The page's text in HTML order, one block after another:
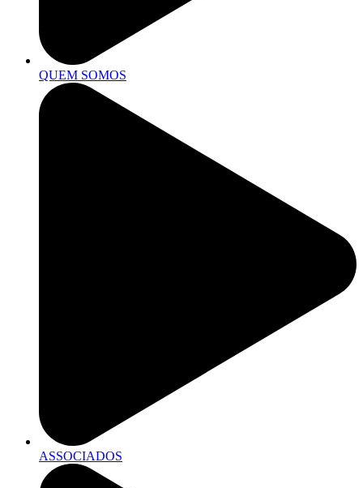
QUEM SOMOS
ASSOCIADOS